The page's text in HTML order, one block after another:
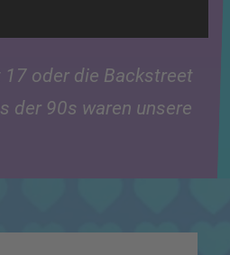
17 oder die Backstreet
der 90s waren unsere